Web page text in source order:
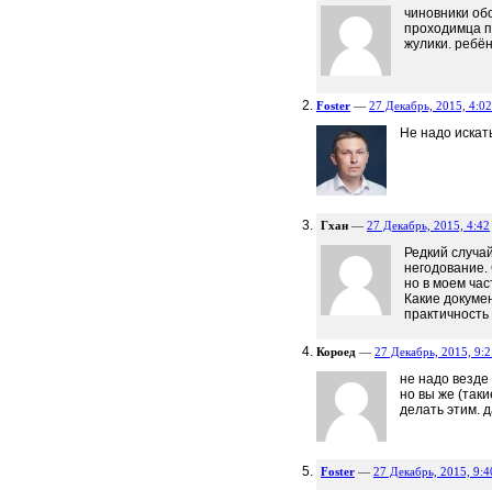
чиновники
проходимца
жулики.
Foster — 27 Декабрь, 2015, 4:02
Не надо
Гхан — 27 Декабрь, 2015, 4:42
Редкий
но в моем
Какие
Короед — 27 Декабрь, 2015,
не надо везде
но вы же
делать этим.
Foster — 27 Декабрь, 2015,